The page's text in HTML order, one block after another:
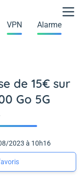
VPN Alarme
de 15€ sur
Go 5G
2023 à 10h16